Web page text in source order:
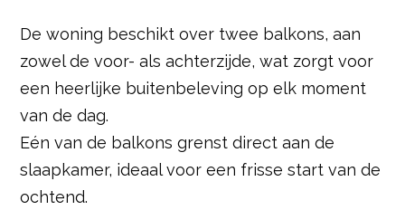
De woning beschikt over twee balkons, aan
zowel de voor- als achterzijde, wat zorgt voor
een heerlijke buitenbeleving op elk moment
van de dag.
Eén van de balkons grenst direct aan de
slaapkamer, ideaal voor een frisse start van de
ochtend.